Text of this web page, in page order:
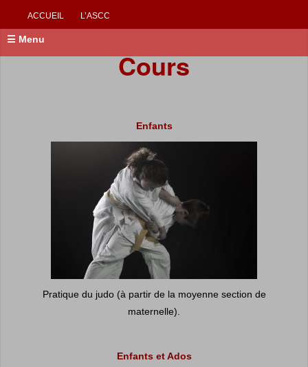
ACCUEIL L’ASCC
☰ Menu
Cours
Enfants
Pratique du judo (à partir de la moyenne section de
maternelle).
Enfants et Ados